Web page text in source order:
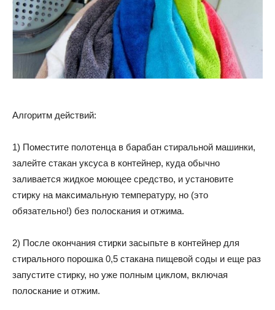
Алгоритм действий:
1) Поместите полотенца в барабан стиральной машинки,
залейте стакан уксуса в контейнер, куда обычно
заливается жидкое моющее средство, и установите
стирку на максимальную температуру, но (это
обязательно!) без полоскания и отжима.
2) После окончания стирки засыпьте в контейнер для
стирального порошка 0,5 стакана пищевой соды и еще раз
запустите стирку, но уже полным циклом, включая
полоскание и отжим.